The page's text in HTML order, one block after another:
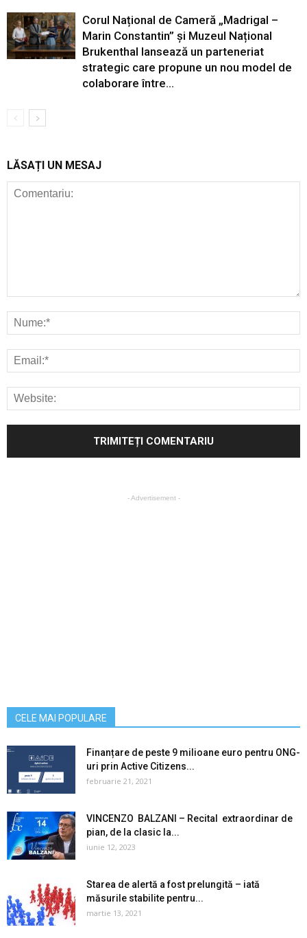
Corul Național de Cameră „Madrigal –
Marin Constantin” și Muzeul Național
Brukenthal lansează un parteneriat
strategic care propune un nou model de
colaborare între...
LĂSAȚI UN MESAJ
- Advertisement -
CELE MAI POPULARE
Finanțare de peste 9 milioane euro pentru ONG-
uri prin Active Citizens...
februarie 21, 2021
VINCENZO BALZANI – Recital extraordinar de
pian, de la clasic la...
iunie 12, 2023
Starea de alertă a fost prelungită – iată
măsurile stabilite pentru...
martie 13, 2021